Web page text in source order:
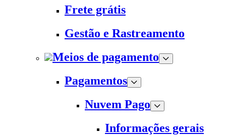
Frete grátis
Gestão e Rastreamento
Meios de pagamento
Pagamentos
Nuvem Pago
Informações gerais